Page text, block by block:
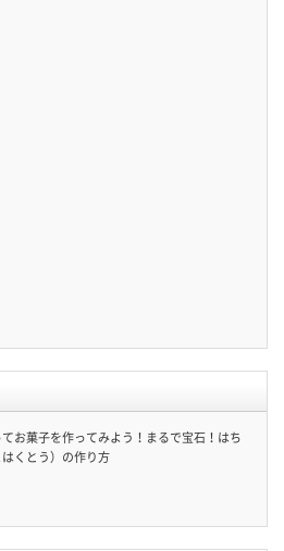
お菓子を作ってみよう！まるで宝石！はち
くとう）の作り方